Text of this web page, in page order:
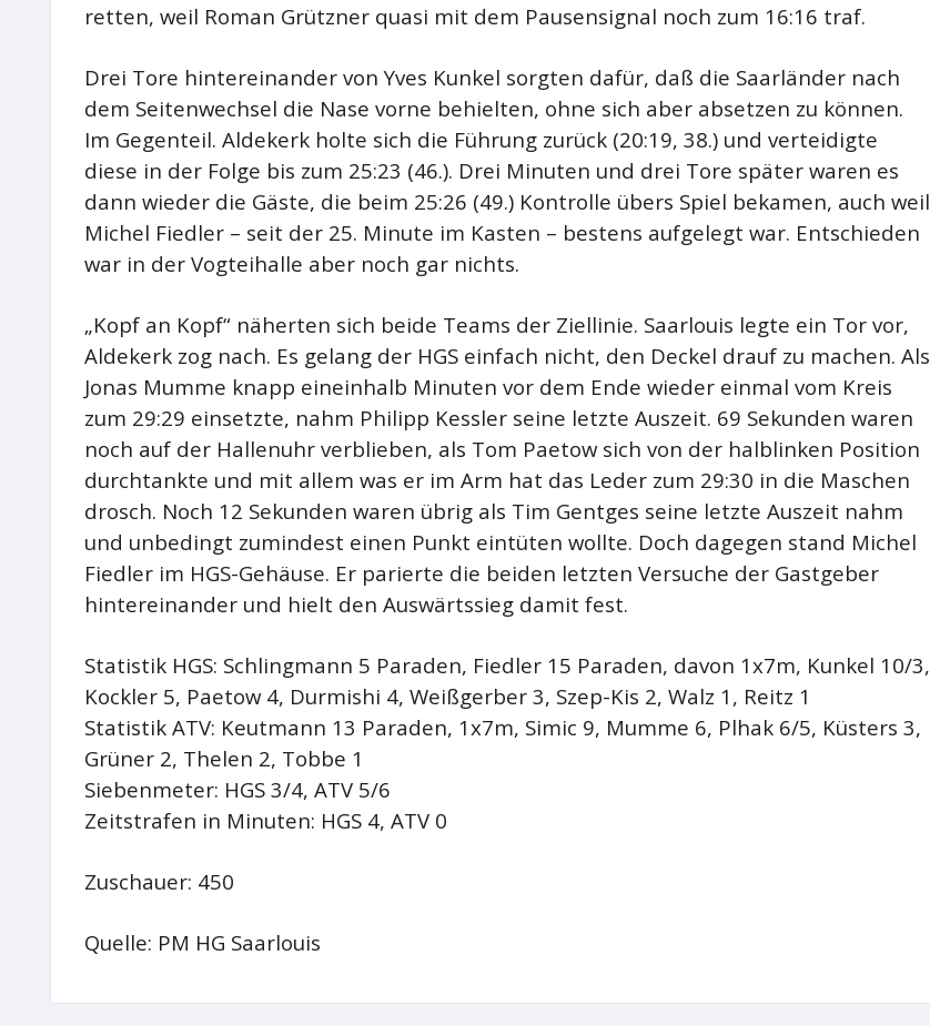
retten, weil Roman Grützner quasi mit dem Pausensignal noch zum 16:16 traf.
Drei Tore hintereinander von Yves Kunkel sorgten dafür, daß die Saarländer nach
dem Seitenwechsel die Nase vorne behielten, ohne sich aber absetzen zu können.
Im Gegenteil. Aldekerk holte sich die Führung zurück (20:19, 38.) und verteidigte
diese in der Folge bis zum 25:23 (46.). Drei Minuten und drei Tore später waren es
dann wieder die Gäste, die beim 25:26 (49.) Kontrolle übers Spiel bekamen, auch weil
Michel Fiedler – seit der 25. Minute im Kasten – bestens aufgelegt war. Entschieden
war in der Vogteihalle aber noch gar nichts.
„Kopf an Kopf“ näherten sich beide Teams der Ziellinie. Saarlouis legte ein Tor vor,
Aldekerk zog nach. Es gelang der HGS einfach nicht, den Deckel drauf zu machen. Als
Jonas Mumme knapp eineinhalb Minuten vor dem Ende wieder einmal vom Kreis
zum 29:29 einsetzte, nahm Philipp Kessler seine letzte Auszeit. 69 Sekunden waren
noch auf der Hallenuhr verblieben, als Tom Paetow sich von der halblinken Position
durchtankte und mit allem was er im Arm hat das Leder zum 29:30 in die Maschen
drosch. Noch 12 Sekunden waren übrig als Tim Gentges seine letzte Auszeit nahm
und unbedingt zumindest einen Punkt eintüten wollte. Doch dagegen stand Michel
Fiedler im HGS-Gehäuse. Er parierte die beiden letzten Versuche der Gastgeber
hintereinander und hielt den Auswärtssieg damit fest.
Statistik HGS: Schlingmann 5 Paraden, Fiedler 15 Paraden, davon 1x7m, Kunkel 10/3,
Kockler 5, Paetow 4, Durmishi 4, Weißgerber 3, Szep-Kis 2, Walz 1, Reitz 1
Statistik ATV: Keutmann 13 Paraden, 1x7m, Simic 9, Mumme 6, Plhak 6/5, Küsters 3,
Grüner 2, Thelen 2, Tobbe 1
Siebenmeter: HGS 3/4, ATV 5/6
Zeitstrafen in Minuten: HGS 4, ATV 0
Zuschauer: 450
Quelle: PM HG Saarlouis